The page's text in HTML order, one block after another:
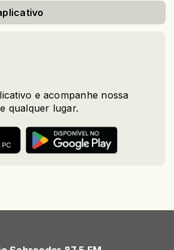
e acompanhe nossa
qualquer lugar.